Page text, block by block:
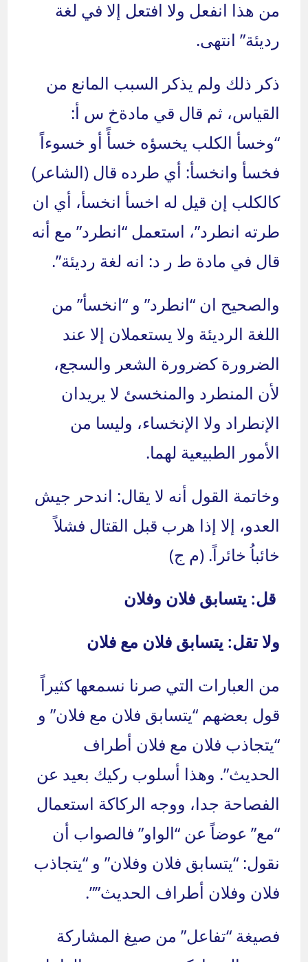
من هذا انفعل ولا افتعل إلا في لغة
رديئة” انتهى.
ذكر ذلك ولم يذكر السبب المانع من
القياس، ثم قال قي مادةخ س أ:
“وخسأ الكلب يخسؤه خسأً أو خسوءاً
فخسأ وانخسأ: أي طرده قال (الشاعر)
كالكلب إن قيل له اخسأ انخسأ، أي ان
طرته انطرد”، استعمل “انطرد” مع أنه
قال في مادة ط ر د: انه لغة رديئة”.
والصحيح ان “انطرد” و “انخسأ” من
اللغة الرديئة ولا يستعملان إلا عند
الضرورة كضرورة الشعر والسجع،
لأن المنطرد والمنخسئ لا يريدان
الإنطراد ولا الإنخساء، وليسا من
الأمور الطبيعية لهما.
وخاتمة القول أنه لا يقال: اندحر جيش
العدو، إلا إذا هرب قبل القتال فشلاً
خائباُ خائراً. (م ج)
قل: يتسابق فلان وفلان
ولا تقل: يتسابق فلان مع فلان
من العبارات التي صرنا نسمعها كثيراً
قول بعضهم “يتسابق فلان مع فلان” و
“يتجاذب فلان مع فلان أطراف
الحديث”. وهذا أسلوب ركيك بعيد عن
الفصاحة جدا، ووجه الركاكة استعمال
“مع” عوضاً عن “الواو” فالصواب أن
نقول: “يتسابق فلان وفلان” و “يتجاذب
فلان وفلان أطراف الحديث””.
فصيغة “تفاعل” من صيغ المشاركة